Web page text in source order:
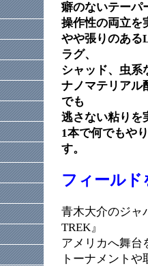
癖のないテーパ
操作性の両立を
やや張りのある
ラグ、
シャッド、虫系
ナノマテリアル
でも
逃さない粘りを
1本で何でもや
す。
フィールド
青木大介のジャ
TREK』
アメリカへ舞台
トーナメント